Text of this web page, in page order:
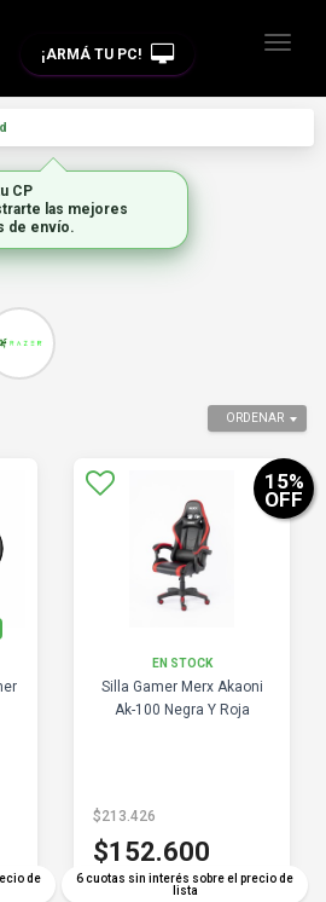
¡ARMÁ TU PC!
ORDENAR
de
EN STOCK
Silla Gamer Merx Akaoni
Ak-100 Negra Y Roja
6 cuotas sin interés sobre el precio de
lista
15%
OFF
$213.426
$152.600